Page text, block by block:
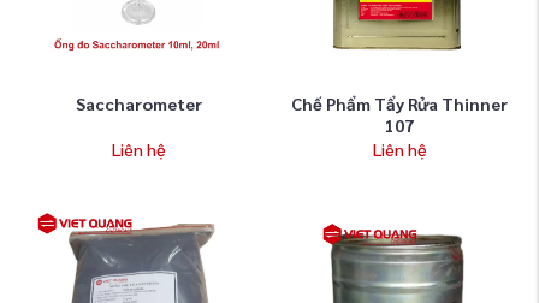
Saccharometer
Liên hệ
Chế Phẩm Tẩy Rửa Thinner
107
Liên hệ